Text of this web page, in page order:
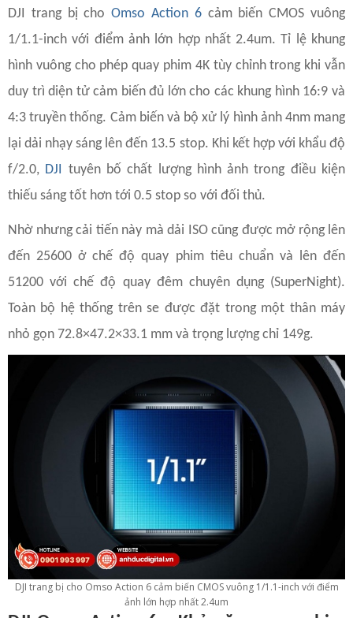
DJI trang bị choOmso Action 6cảm biến CMOS vuông
1/1.1-inch với điểm ảnh lớn hợp nhất 2.4um. Tỉ lệ khung
hình vuông cho phép quay phim 4K tùy chỉnh trong khi vẫn
duy trì diện tử cảm biến đủ lớn cho các khung hình 16:9 và
4:3 truyền thống. Cảm biến và bộ xử lý hình ảnh 4nm mang
lại dải nhạy sáng lên đến 13.5 stop. Khi kết hợp với khẩu độ
f/2.0, DJI
tuyên bố chất lượng hình ảnh trong điều kiện
thiếu sáng tốt hơn tới 0.5 stop so với đối thủ.
Nhờ nhưng cải tiến này mà dải ISO cũng được mở rộng lên
đến 25600 ở chế độ quay phim tiêu chuẩn và lên đến
51200 với chế độ quay đêm chuyên dụng (SuperNight).
Toàn bộ hệ thống trên se được đặt trong một thân máy
nhỏ gọn 72.8×47.2×33.1 mm và trọng lượng chỉ 149g.
DJI trang bị cho Omso Action 6 cảm biến CMOS vuông 1/1.1-inch với điểm
ảnh lớn hợp nhất 2.4um